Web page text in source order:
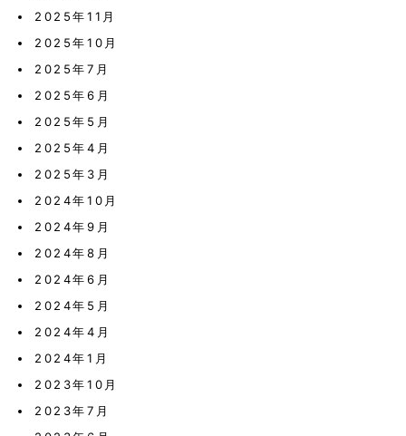
2025年11月
2025年10月
2025年7月
2025年6月
2025年5月
2025年4月
2025年3月
2024年10月
2024年9月
2024年8月
2024年6月
2024年5月
2024年4月
2024年1月
2023年10月
2023年7月